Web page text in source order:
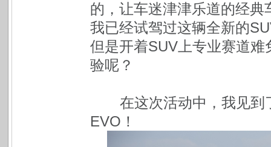
的，让车迷津津乐道的经
我已经试驾过这辆全新的
但是开着SUV上专业赛道
验呢？
在这次活动中，我见到
EVO！